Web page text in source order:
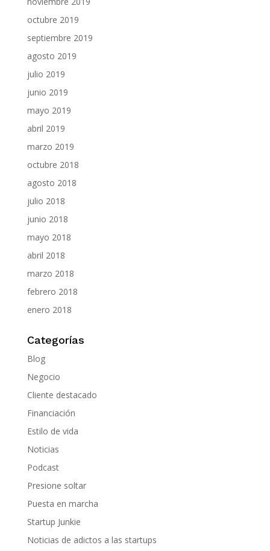
octubre 2019
septiembre 2019
agosto 2019
julio 2019
junio 2019
mayo 2019
abril 2019
marzo 2019
octubre 2018
agosto 2018
julio 2018
junio 2018
mayo 2018
abril 2018
marzo 2018
febrero 2018
enero 2018
Categorías
Blog
Negocio
Cliente destacado
Financiación
Estilo de vida
Noticias
Podcast
Presione soltar
Puesta en marcha
Startup Junkie
Noticias de adictos a las startups